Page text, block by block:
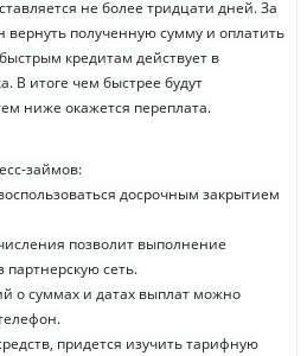
не более тридцати дней. За
полученную сумму и оплатить
кредитам действует в
В итоге чем быстрее будут
ниже окажется переплата.
займов:
досрочным закрытием
позволит выполнение
сеть.
о суммах и датах выплат можно
придется изучить тарифную